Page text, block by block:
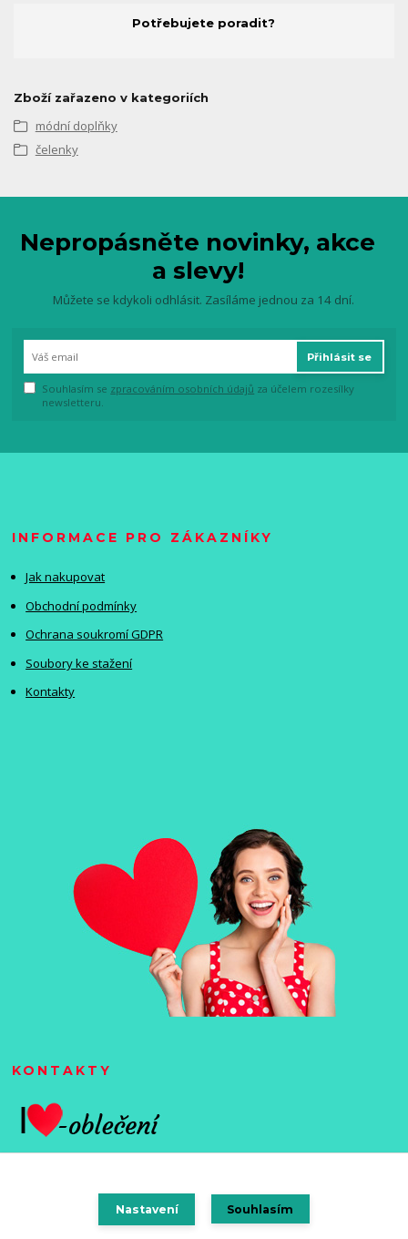
Potřebujete poradit?
Zboží zařazeno v kategoriích
módní doplňky
čelenky
Nepropásněte novinky, akce
a slevy!
Můžete se kdykoli odhlásit. Zasíláme jednou za 14 dní.
Přihlásit se
Souhlasím se zpracováním osobních údajů za účelem rozesílky
newsletteru.
INFORMACE PRO ZÁKAZNÍKY
Jak nakupovat
Obchodní podmínky
Ochrana soukromí GDPR
Soubory ke stažení
Kontakty
KONTAKTY
Nastavení Souhlasím